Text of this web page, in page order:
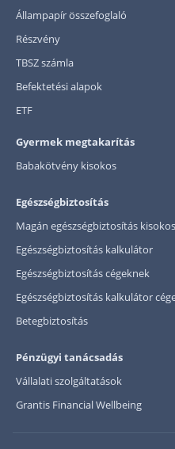
Állampapír összefoglaló
Részvény
TBSZ számla
Befektetési alapok
ETF
Gyermek megtakarítás
Babakötvény kisokos
Egészségbiztosítás
Magán egészségbiztosítás kisokos
Egészségbiztosítás kalkulátor
Egészségbiztosítás cégeknek
Egészségbiztosítás kalkulátor
Betegbiztosítás
Pénzügyi tanácsadás
Vállalati szolgáltatások
Grantis Financial Wellbeing